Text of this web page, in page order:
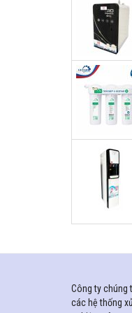
Công ty chúng
các hệ thống